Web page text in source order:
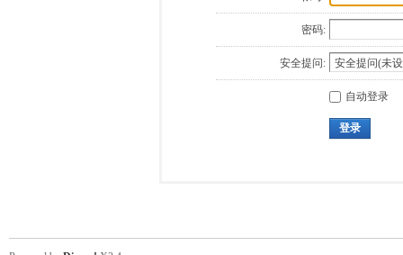
密码:
安全提问:
自动登录
登录